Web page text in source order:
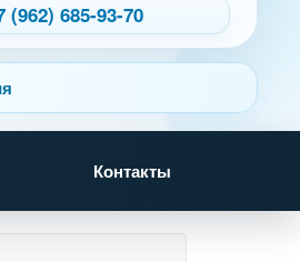
(962) 685-93-70
Контакты